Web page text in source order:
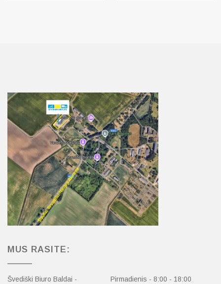
MUS RASITE:
Švediški Biuro Baldai -
Pirmadienis - 8:00 - 18:00